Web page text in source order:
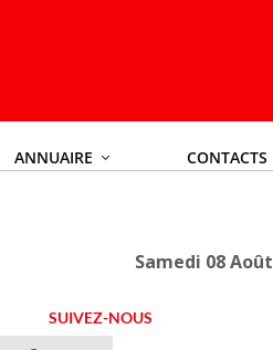
ANNUAIRE CONTACTS
Samedi 08 Août
SUIVEZ-NOUS